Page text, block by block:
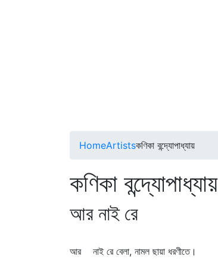
HomeArtistsকণিকা বন্দ্যোপাধ্যায়
কণিকা বন্দ্যোপাধ্যায়
আর নাই রে
আর নাই রে বেলা, নামল ছায়া ধরণীতে।